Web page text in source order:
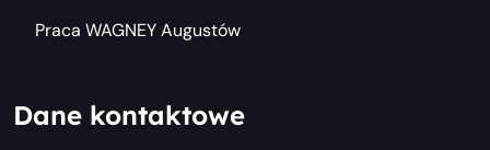
Praca WAGNEY Augustów
Dane kontaktowe